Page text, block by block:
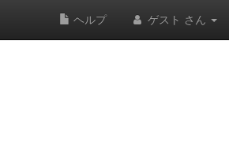
ヘルプ ゲスト さん